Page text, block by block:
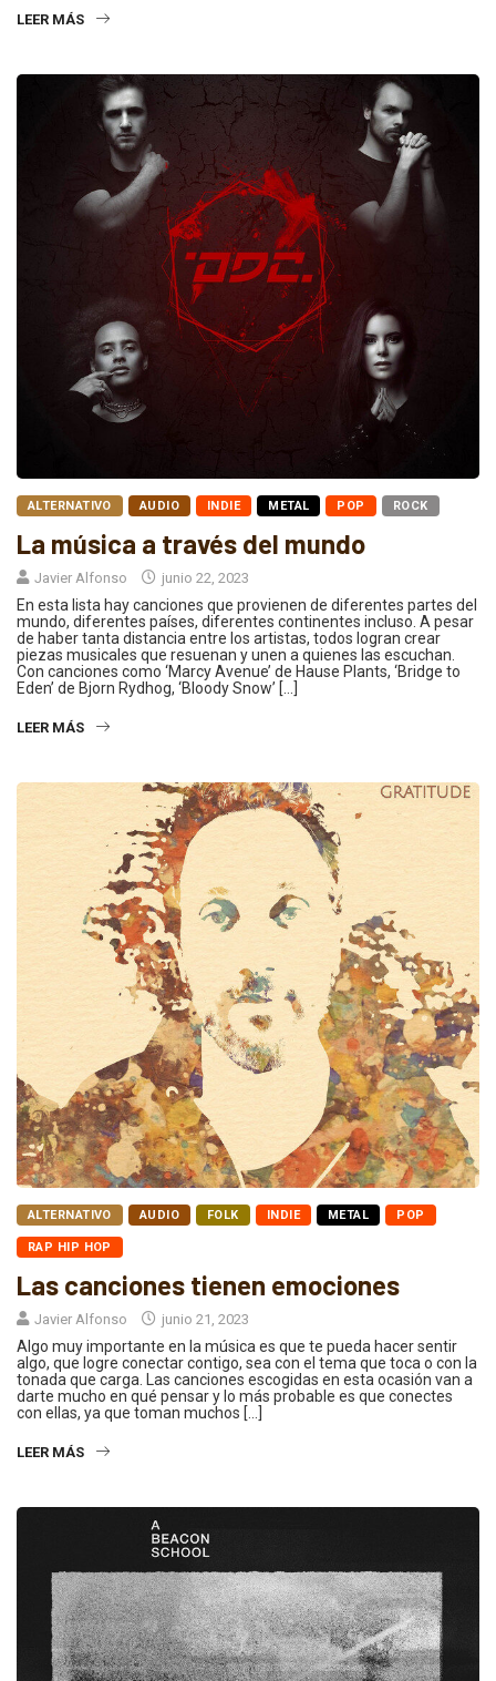
LEER MÁS
ALTERNATIVO AUDIO INDIE METAL POP ROCK
La música a través del mundo
Javier Alfonso junio 22, 2023
En esta lista hay canciones que provienen de diferentes partes del
mundo, diferentes países, diferentes continentes incluso. A pesar
de haber tanta distancia entre los artistas, todos logran crear
piezas musicales que resuenan y unen a quienes las escuchan.
Con canciones como ‘Marcy Avenue’ de Hause Plants, ‘Bridge to
Eden’ de Bjorn Rydhog, ‘Bloody Snow’ […]
LEER MÁS
ALTERNATIVO AUDIO FOLK INDIE METAL POP
RAP HIP HOP
Las canciones tienen emociones
Javier Alfonso junio 21, 2023
Algo muy importante en la música es que te pueda hacer sentir
algo, que logre conectar contigo, sea con el tema que toca o con la
tonada que carga. Las canciones escogidas en esta ocasión van a
darte mucho en qué pensar y lo más probable es que conectes
con ellas, ya que toman muchos […]
LEER MÁS